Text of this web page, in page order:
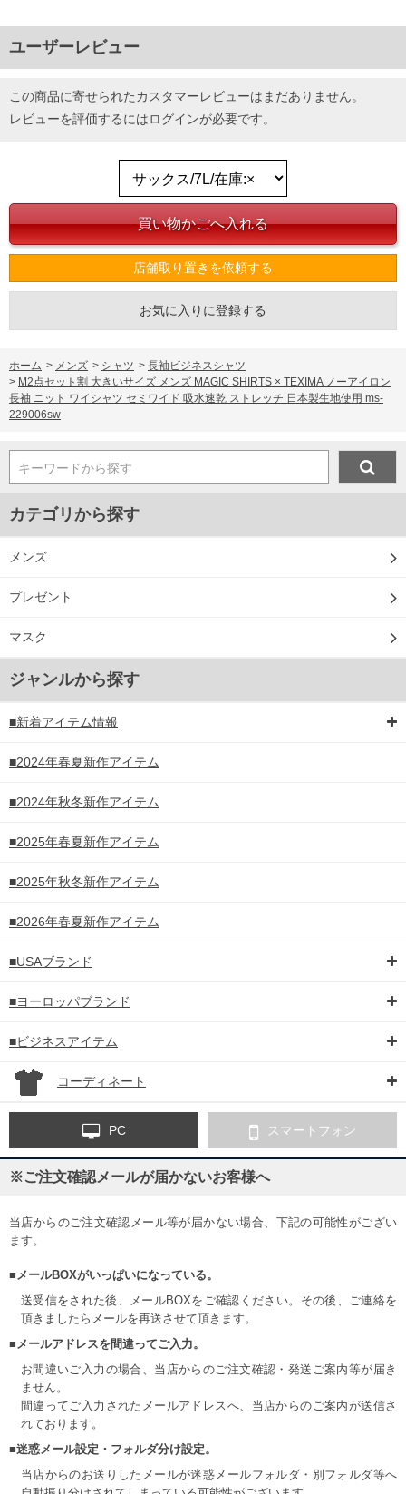
ユーザーレビュー
この商品に寄せられたカスタマーレビューはまだありません。
レビューを評価するにはログインが必要です。
店舗取り置きを依頼する
お気に入りに登録する
ホーム > メンズ > シャツ > 長袖ビジネスシャツ
> M2点セット割 大きいサイズ メンズ MAGIC SHIRTS × TEXIMA ノーアイロン
長袖 ニット ワイシャツ セミワイド 吸水速乾 ストレッチ 日本製生地使用 ms-
229006sw
キーワードから探す
カテゴリから探す
メンズ
プレゼント
マスク
ジャンルから探す
■新着アイテム情報
■2024年春夏新作アイテム
■2024年秋冬新作アイテム
■2025年春夏新作アイテム
■2025年秋冬新作アイテム
■2026年春夏新作アイテム
■USAブランド
■ヨーロッパブランド
■ビジネスアイテム
コーディネート
PC スマートフォン
※ご注文確認メールが届かないお客様へ
当店からのご注文確認メール等が届かない場合、下記の可能性がござい
ます。
■メールBOXがいっぱいになっている。
送受信をされた後、メールBOXをご確認ください。その後、ご連絡を
頂きましたらメールを再送させて頂きます。
■メールアドレスを間違ってご入力。
お間違いご入力の場合、当店からのご注文確認・発送ご案内等が届き
ません。
間違ってご入力されたメールアドレスへ、当店からのご案内が送信さ
れております。
■迷惑メール設定・フォルダ分け設定。
当店からのお送りしたメールが迷惑メールフォルダ・別フォルダ等へ